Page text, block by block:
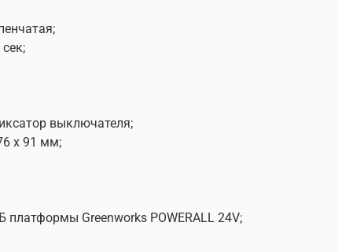
выключателя;
x 91 мм;
Greenworks POWERALL 24V;